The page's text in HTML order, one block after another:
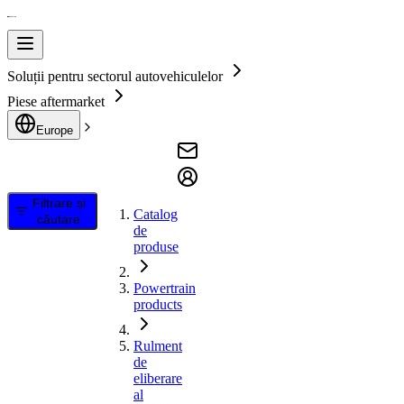
Soluții pentru sectorul autovehiculelor
Piese aftermarket
Europe
Filtrare și
căutare
Catalog
de
produse
Powertrain
products
Rulment
de
eliberare
al